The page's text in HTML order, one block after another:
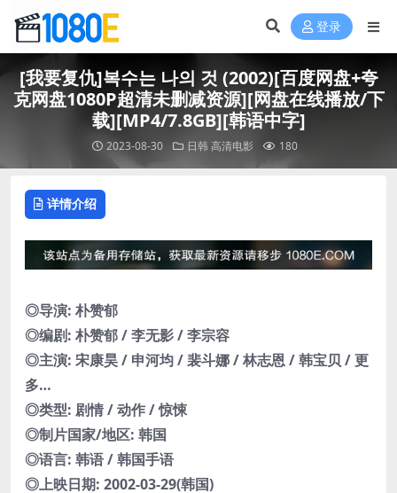
登录
[我要复仇]복수는 나의 것 (2002)[百度网盘+夸
克网盘1080P超清未删减资源][网盘在线播放/下
载][MP4/7.8GB][韩语中字]
2023-08-30 日韩 高清电影 180
详情介绍
◎导演: 朴赞郁
◎编剧: 朴赞郁 / 李无影 / 李宗容
◎主演: 宋康昊 / 申河均 / 裴斗娜 / 林志恩 / 韩宝贝 / 更
多…
◎类型: 剧情 / 动作 / 惊悚
◎制片国家/地区: 韩国
◎语言: 韩语 / 韩国手语
◎上映日期: 2002-03-29(韩国)